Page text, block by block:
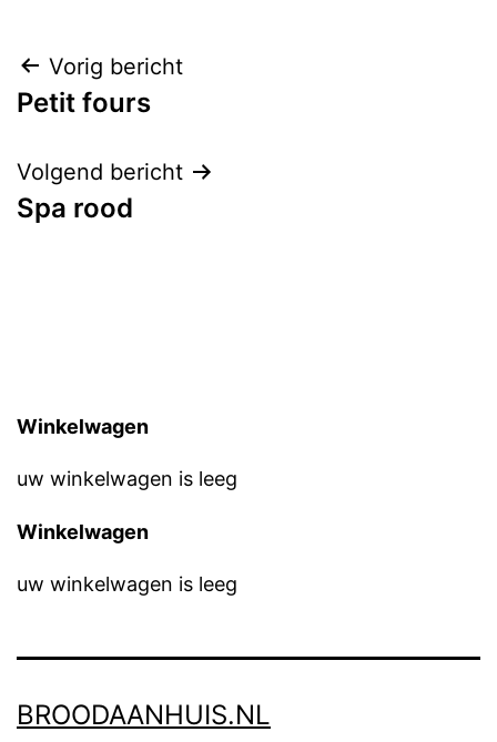
Berichtnavigatie
Vorig bericht
Petit fours
Volgend bericht
Spa rood
Winkelwagen
uw winkelwagen is leeg
Winkelwagen
uw winkelwagen is leeg
BROODAANHUIS.NL